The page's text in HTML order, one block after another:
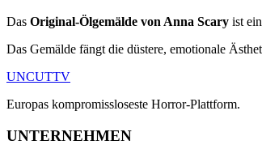
Das Original-Ölgemälde von Anna Scary ist
Das Gemälde fängt die düstere, emotionale
UNCUTTV
Europas kompromissloseste Horror-Plattform.
UNTERNEHMEN